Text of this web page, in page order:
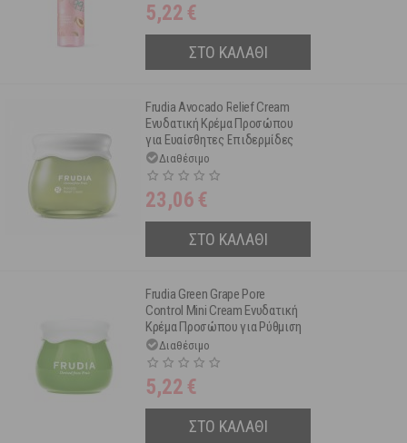
5,22 €
ΣΤΟ ΚΑΛΑΘΙ
Frudia Avocado Relief Cream
Ενυδατική Κρέμα Προσώπου
για Ευαίσθητες Επιδερμίδες
55 gΔιαθέσιμο
23,06 €
ΣΤΟ ΚΑΛΑΘΙ
Frudia Green Grape Pore
Control Mini Cream Ενυδατική
Κρέμα Προσώπου για Ρύθμιση
& Λείανση των Πόρων 10 g
Διαθέσιμο
5,22 €
ΣΤΟ ΚΑΛΑΘΙ